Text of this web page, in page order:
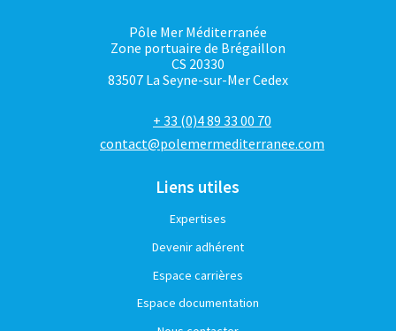
Pôle Mer Méditerranée
Zone portuaire de Brégaillon
CS 20330
83507 La Seyne-sur-Mer Cedex
+ 33 (0)4 89 33 00 70
contact@polemermediterranee.com
Liens utiles
Expertises
Devenir adhérent
Espace carrières
Espace documentation